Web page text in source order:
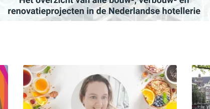
Eigen webapp steeds belangrijker voor
en na hun verblijf beter te informeren.
Waar vroeg...